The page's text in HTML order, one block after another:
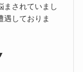
まされていまし
遇しておりま